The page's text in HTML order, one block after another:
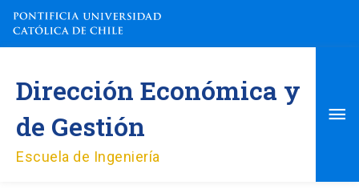
contenido
Dirección Económica y
de Gestión
Escuela de Ingeniería